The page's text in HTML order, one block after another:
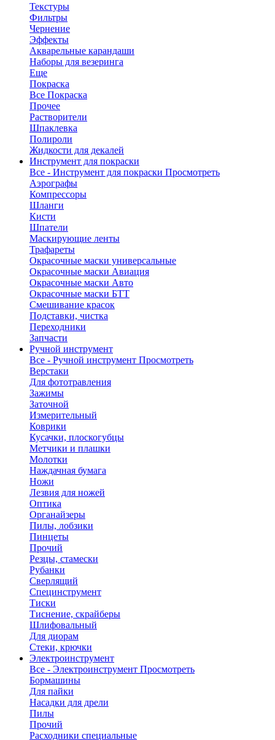
Текстуры
Фильтры
Чернение
Эффекты
Акварельные карандаши
Наборы для везеринга
Еще
Покраска
Все Покраска
Прочее
Растворители
Шпаклевка
Полироли
Жидкости для декалей
Инструмент для покраски
Все - Инструмент для покраски Просмотреть
Аэрографы
Компрессоры
Шланги
Кисти
Шпатели
Маскирующие ленты
Трафареты
Окрасочные маски универсальные
Окрасочные маски Авиация
Окрасочные маски Авто
Окрасочные маски БТТ
Смешивание красок
Подставки, чистка
Переходники
Запчасти
Ручной инструмент
Все - Ручной инструмент Просмотреть
Верстаки
Для фототравления
Зажимы
Заточной
Измерительный
Коврики
Кусачки, плоскогубцы
Метчики и плашки
Молотки
Наждачная бумага
Ножи
Лезвия для ножей
Оптика
Органайзеры
Пилы, лобзики
Пинцеты
Прочий
Резцы, стамески
Рубанки
Сверлящий
Специнструмент
Тиски
Тиснение, скрайберы
Шлифовальный
Для диорам
Стеки, крючки
Электроинструмент
Все - Электроинструмент Просмотреть
Бормашины
Для пайки
Насадки для дрели
Пилы
Прочий
Расходники специальные